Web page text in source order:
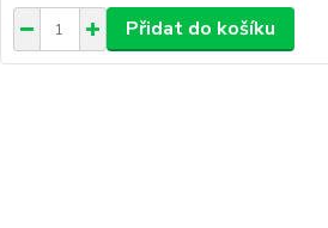
Přidat do košíku